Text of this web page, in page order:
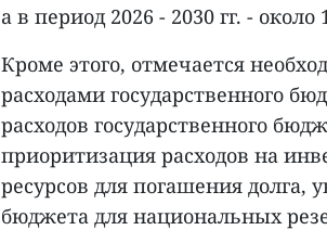
а в период 2026 - 2030 гг. -
Кроме этого, отмечается
расходами государственного
расходов государственного
приоритизация расходов на
ресурсов для погашения долга,
бюджета для национальных